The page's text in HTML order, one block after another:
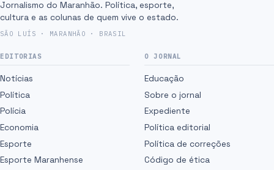
Jornalismo do Maranhão. Política, esporte,
cultura e as colunas de quem vive o estado.
SÃO LUÍS · MARANHÃO · BRASIL
EDITORIAS
Notícias
Política
Polícia
Economia
Esporte
Esporte Maranhense
O JORNAL
Educação
Sobre o jornal
Expediente
Política editorial
Política de correções
Código de ética